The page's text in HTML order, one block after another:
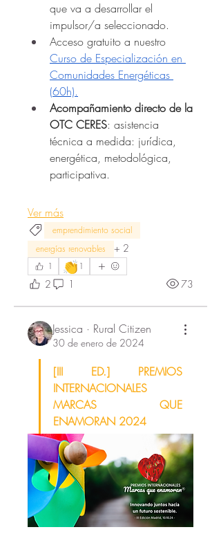
que va a desarrollar el
impulsor/a seleccionado.
Curso de Especialización en
Comunidades Energéticas
(60h).
Acompañamiento directo de la
OTC CERES: asistencia
técnica a medida: jurídica,
energética, metodológica,
participativa.
Ver más
emprendimiento social
energías renovables
+ 2
1 👏 1
2 1 73
Jessica · Rural Citizen
30 de enero de 2024
[III ED.] PREMIOS
INTERNACIONALES
MARCAS QUE
ENAMORAN 2024